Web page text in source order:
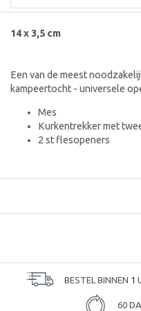
14 x 3,5 cm
Een van de meest
kampeertocht - universele
Mes
Kurkentrekker met
2 st flesopeners
BESTEL BINNEN 1
60